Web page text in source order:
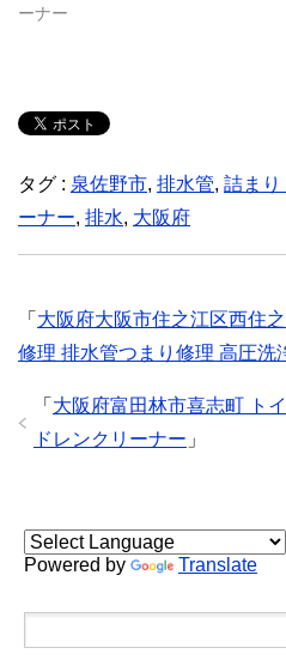
ーナー
タグ : 泉佐野市, 排水管, 詰ま
ーナー, 排水, 大阪府
「 大阪府大阪市住之江区西住
修理 排水管つまり修理 高圧洗
「 大阪府富田林市喜志町 ト
ドレンクリーナー 」
Powered by Translate